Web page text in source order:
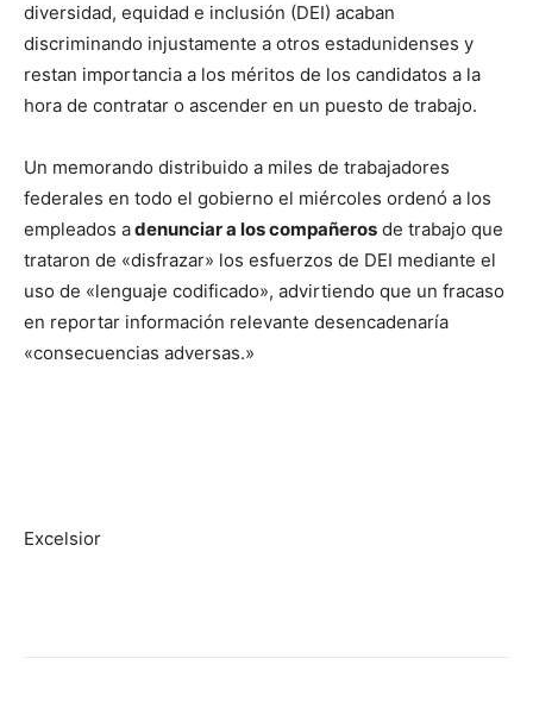
diversidad, equidad e inclusión (DEI) acaban
discriminando injustamente a otros estadunidenses y
restan importancia a los méritos de los candidatos a la
hora de contratar o ascender en un puesto de trabajo.
Un memorando distribuido a miles de trabajadores
federales en todo el gobierno el miércoles ordenó a los
empleados adenunciar a los compañeros de trabajo que
trataron de «disfrazar» los esfuerzos de DEI mediante el
uso de «lenguaje codificado», advirtiendo que un fracaso
en reportar información relevante desencadenaría
«consecuencias adversas.»
Excelsior